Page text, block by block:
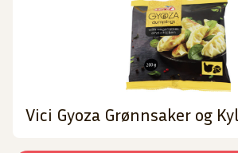
Vici Gyoza Grønnsaker og